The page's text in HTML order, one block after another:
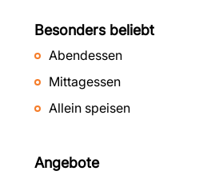
Besonders beliebt
Abendessen
Mittagessen
Allein speisen
Angebote